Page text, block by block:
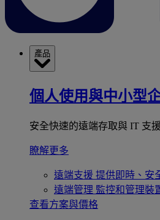
產品
個人使用與中小型
安全快速的遠端存取與 IT 支
瞭解更多
遠端支援 提供即時、安
遠端管理 監控和管理裝
查看方案與價格